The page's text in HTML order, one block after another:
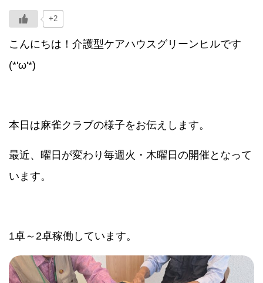
+2
こんにちは！介護型ケアハウスグリーンヒルです
(*'ω'*)
本日は麻雀クラブの様子をお伝えします。
最近、曜日が変わり毎週火・木曜日の開催となって
います。
1卓～2卓稼働しています。